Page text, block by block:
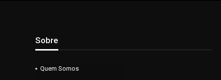
Sobre
Quem Somos